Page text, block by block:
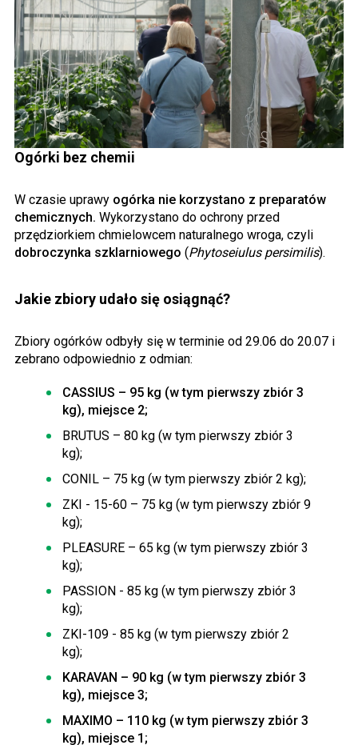
Ogórki bez chemii
W czasie uprawy ogórka nie korzystano z preparatów
chemicznych. Wykorzystano do ochrony przed
przędziorkiem chmielowcem naturalnego wroga, czyli
dobroczynka szklarniowego (Phytoseiulus persimilis).
Jakie zbiory udało się osiągnąć?
Zbiory ogórków odbyły się w terminie od 29.06 do 20.07 i
zebrano odpowiednio z odmian:
CASSIUS – 95 kg (w tym pierwszy zbiór 3
kg), miejsce 2;
BRUTUS – 80 kg (w tym pierwszy zbiór 3
kg);
CONIL – 75 kg (w tym pierwszy zbiór 2 kg);
ZKI - 15-60 – 75 kg (w tym pierwszy zbiór 9
kg);
PLEASURE – 65 kg (w tym pierwszy zbiór 3
kg);
PASSION - 85 kg (w tym pierwszy zbiór 3
kg);
ZKI-109 - 85 kg (w tym pierwszy zbiór 2
kg);
KARAVAN – 90 kg (w tym pierwszy zbiór 3
kg), miejsce 3;
MAXIMO – 110 kg (w tym pierwszy zbiór 3
kg), miejsce 1;